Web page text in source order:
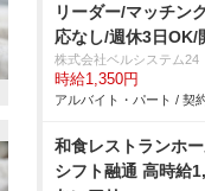
リーダー/マッチン
応なし/週休3日OK/
株式会社ベルシステム24
時給1,350円
アルバイト・パート / 契
和食レストランホ
シフト融通 高時給